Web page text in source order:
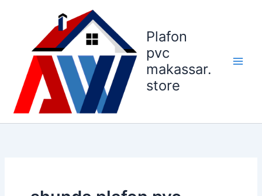
Plafon
pvc
makassar.
store